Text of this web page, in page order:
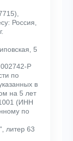
Россия,
5
Р
по
в
на 5 лет
(ИНН
по
литер 63